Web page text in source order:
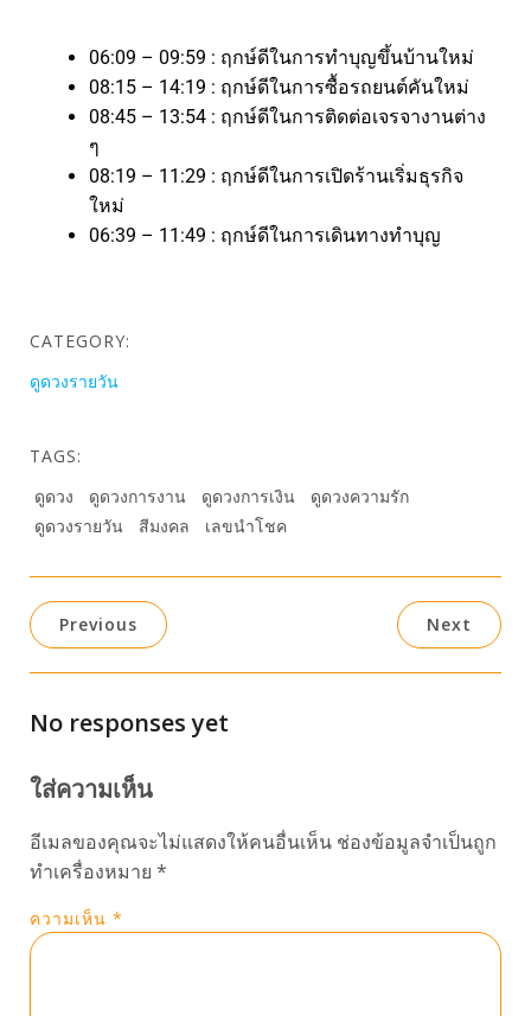
06:09 – 09:59 : ฤกษ์ดีในการทำบุญขึ้นบ้านใหม่
08:15 – 14:19 : ฤกษ์ดีในการซื้อรถยนต์คันใหม่
08:45 – 13:54 : ฤกษ์ดีในการติดต่อเจรจางานต่าง
ๆ
08:19 – 11:29 : ฤกษ์ดีในการเปิดร้านเริ่มธุรกิจ
ใหม่
06:39 – 11:49 : ฤกษ์ดีในการเดินทางทำบุญ
CATEGORY:
ดูดวงรายวัน
TAGS:
ดูดวง
ดูดวงการงาน ดูดวงการเงิน
ดูดวงความรัก
ดูดวงรายวัน
สีมงคล เลขนำโชค
Previous Next
No responses yet
ใส่ความเห็น
อีเมลของคุณจะไม่แสดงให้คนอื่นเห็น ช่องข้อมูลจำเป็นถูก
ทำเครื่องหมาย *
ความเห็น *